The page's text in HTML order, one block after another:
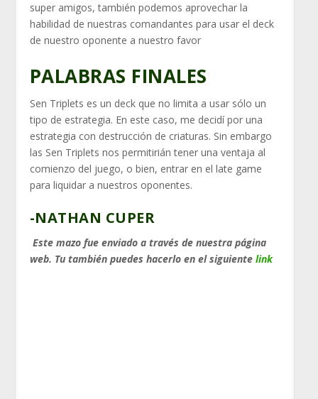
super amigos, también podemos aprovechar la
habilidad de nuestras comandantes para usar el deck
de nuestro oponente a nuestro favor
PALABRAS FINALES
Sen Triplets es un deck que no limita a usar sólo un
tipo de estrategia. En este caso, me decidí por una
estrategia con destrucción de criaturas. Sin embargo
las Sen Triplets nos permitirián tener una ventaja al
comienzo del juego, o bien, entrar en el late game
para liquidar a nuestros oponentes.
-NATHAN CUPER
Este mazo fue enviado a través de nuestra página
web. Tu también puedes hacerlo en el siguiente link